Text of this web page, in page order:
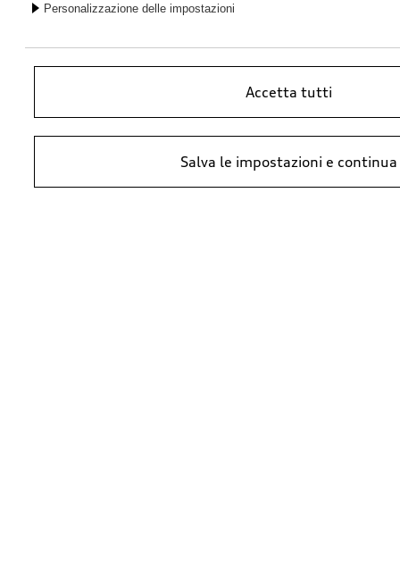
IVA inclusa. I prezzi presso il concessionario Audi potrebbero differire;
Audi necessari.
Personalizzazione delle impostazioni
Accetta tutti
Salva le impostazioni e continua